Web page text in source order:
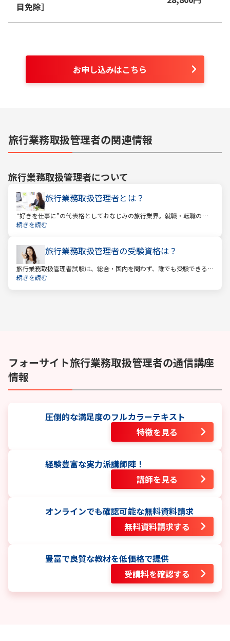
目免除］
お申し込みはこちら
旅行業務取扱管理者の関連情報
旅行業務取扱管理者について
旅行業務取扱管理者とは？
“好きを仕事に”の代表格としておなじみの旅行業界。就職・転職の人
気企業ランキングでは旅行会社が常に上位に君臨し、いつの時代にも
続きを読む
旅行業務取扱管理者の受験資格は？
旅行業務取扱管理者試験は、総合・国内を問わず、誰でも受験できる
資格です。一般的に「国家資格」といえば受験資格が多いですが、
続きを読む
フォーサイト旅行業務取扱管理者の通信講座
情報
圧倒的な満足度のフルカラーテキスト
特徴を見る
経験豊富な実力派講師陣！
講師を見る
オンラインでも確認可能な無料資料請求
無料資料請求する
豊富で良質な教材を低価格で提供
受講料を確認する